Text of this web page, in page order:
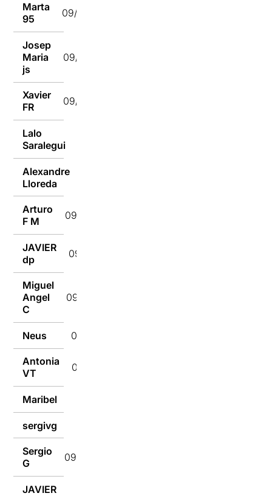
Marta
95
09/07/2018
Josep
Maria
js
09/07/2018
Xavier
FR
09/07/2018
Lalo
Saralegui
Alexandre
Lloreda
Arturo
F M
09/07/2018
JAVIER
dp
09/07/2018
Miguel
Angel
C
09/07/2018
Neus 09/07/2018
Antonia
VT
09/07/2018
Maribel
sergivg
Sergio
G
09/07/2018
JAVIER